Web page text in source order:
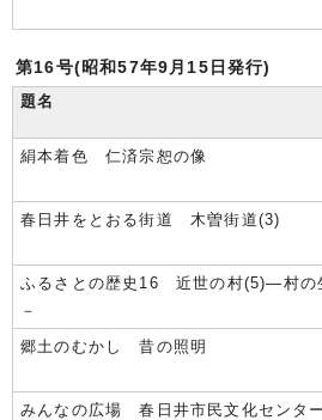
第16号(昭和57年9月15日発行)
題名
絹本着色 仁済宗恕の像
春日井をとおる街道 木曽街道(3)
ふるさとの歴史16 近世の村(5)―村の
－
郷土のむかし 昔の照明
みんなの広場 春日井市民文化センタ